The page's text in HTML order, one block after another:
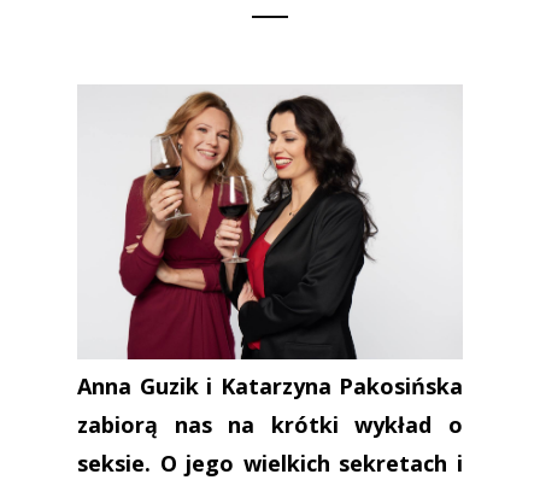
Anna Guzik i Katarzyna Pakosińska
zabiorą nas na krótki wykład o
seksie. O jego wielkich sekretach i